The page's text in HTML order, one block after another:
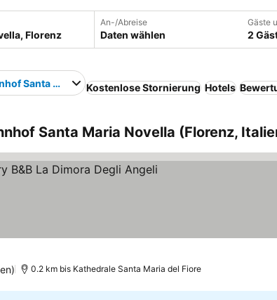
An-/Abreise
Daten wählen
Gäste
2
Santa Maria NovellaKostenlose Stornierung Hotels
Santa Maria Novella (Florenz,
0.2 km bis Kathedrale Santa Maria del Fiore